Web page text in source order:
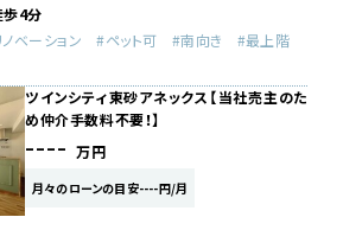
歩4分
ベーション ペット可 南向き
最上階
ツインシティ東砂アネックス【当社売主のた
め仲介手数料不要！】
---- 万円
月々のローンの目安----円/月